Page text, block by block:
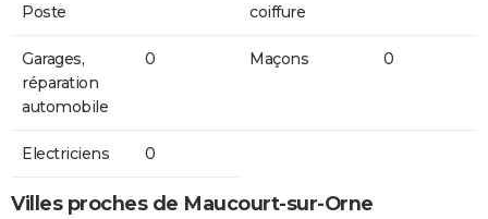
Poste
coiffure
Garages,
réparation
automobile
0 Maçons 0
Electriciens 0
Villes proches de Maucourt-sur-Orne